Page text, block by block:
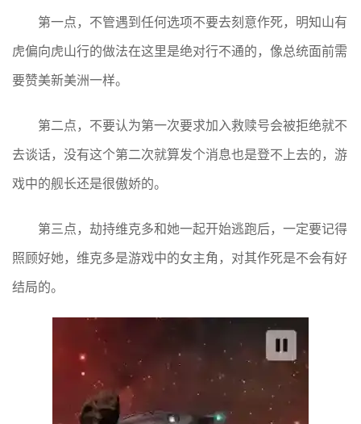
第一点，不管遇到任何选项不要去刻意作死，明知山有
虎偏向虎山行的做法在这里是绝对行不通的，像总统面前需
要赞美新美洲一样。
第二点，不要认为第一次要求加入救赎号会被拒绝就不
去谈话，没有这个第二次就算发个消息也是登不上去的，游
戏中的舰长还是很傲娇的。
第三点，劫持维克多和她一起开始逃跑后，一定要记得
照顾好她，维克多是游戏中的女主角，对其作死是不会有好
结局的。